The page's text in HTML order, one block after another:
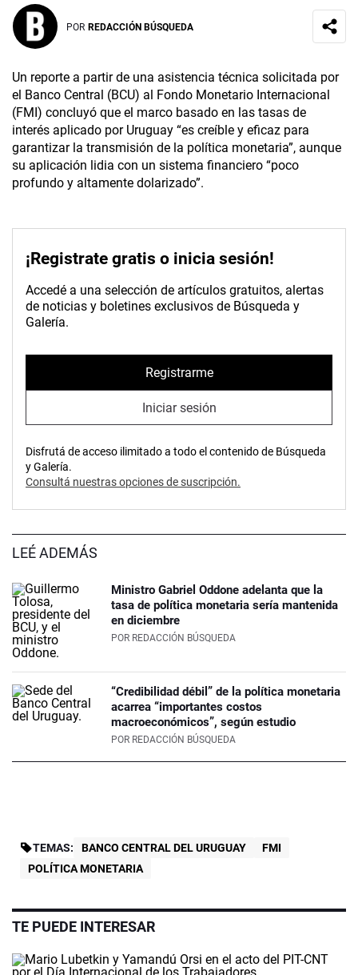
POR REDACCIÓN BÚSQUEDA
Un reporte a partir de una asistencia técnica solicitada por
el Banco Central (BCU) al Fondo Monetario Internacional
(FMI) concluyó que el marco basado en las tasas de
interés aplicado por Uruguay “es creíble y eficaz para
garantizar la transmisión de la política monetaria”, aunque
su aplicación lidia con un sistema financiero “poco
profundo y altamente dolarizado”.
¡Registrate gratis o inicia sesión!
Accedé a una selección de artículos gratuitos, alertas
de noticias y boletines exclusivos de Búsqueda y
Galería.
Registrarme
Iniciar sesión
Disfrutá de acceso ilimitado a todo el contenido de Búsqueda
y Galería.
Consultá nuestras opciones de suscripción.
LEÉ ADEMÁS
Ministro Gabriel Oddone adelanta que la
tasa de política monetaria sería mantenida
en diciembre
POR REDACCIÓN BÚSQUEDA
“Credibilidad débil” de la política monetaria
acarrea “importantes costos
macroeconómicos”, según estudio
POR REDACCIÓN BÚSQUEDA
TEMAS: BANCO CENTRAL DEL URUGUAY
FMI
POLÍTICA MONETARIA
TE PUEDE INTERESAR